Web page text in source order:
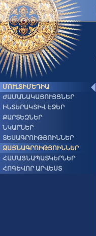
ՄՈՒԼՏԻՄԵԴԻԱ
ԺԱՄԱՆԱԿԱՑՈՒՅՑՆԵՐ
ԻՆՏԵՐԱԿՏԻՎ ԷՋԵՐ
ՔԱՐՏԵԶՆԵՐ
ՆԿԱՐՆԵՐ
ՏԵՍԱԳՐՈԻԹՅՈԻՆՆԵՐ
ՁԱՅՆԱԳՐՈԻԹՅՈԻՆՆԵՐ
ՀԱՄԱՅՆԱՊԱՏԿԵՐՆԵՐ
ՀՈԳԵՎՈՐ ԱՐՎԵՍՏ